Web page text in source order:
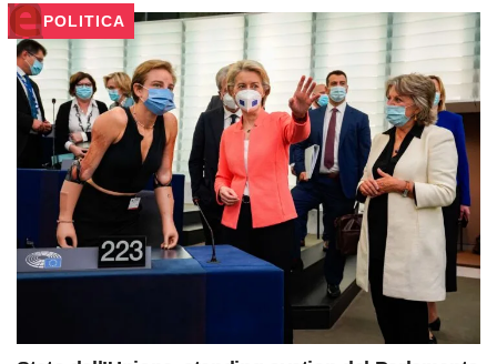
POLITICA